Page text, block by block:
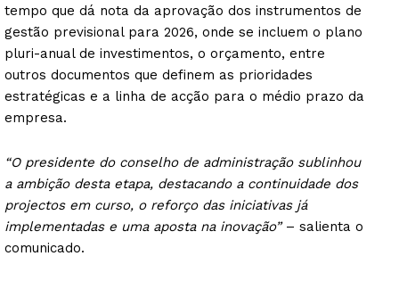
tempo que dá nota da aprovação dos instrumentos de
gestão previsional para 2026, onde se incluem o plano
pluri-anual de investimentos, o orçamento, entre
outros documentos que definem as prioridades
estratégicas e a linha de acção para o médio prazo da
empresa.
“O presidente do conselho de administração sublinhou
a ambição desta etapa, destacando a continuidade dos
projectos em curso, o reforço das iniciativas já
implementadas e uma aposta na inovação”– salienta o
comunicado.